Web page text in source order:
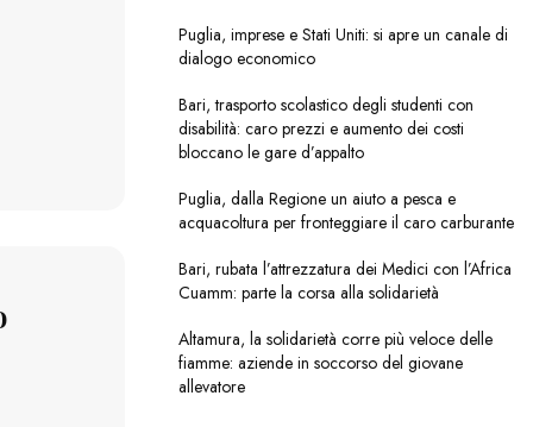
Puglia, imprese e Stati Uniti: si apre un canale di
dialogo economico
Bari, trasporto scolastico degli studenti con
disabilità: caro prezzi e aumento dei costi
bloccano le gare d’appalto
Puglia, dalla Regione un aiuto a pesca e
acquacoltura per fronteggiare il caro carburante
Bari, rubata l’attrezzatura dei Medici con l’Africa
Cuamm: parte la corsa alla solidarietà
Altamura, la solidarietà corre più veloce delle
fiamme: aziende in soccorso del giovane
allevatore